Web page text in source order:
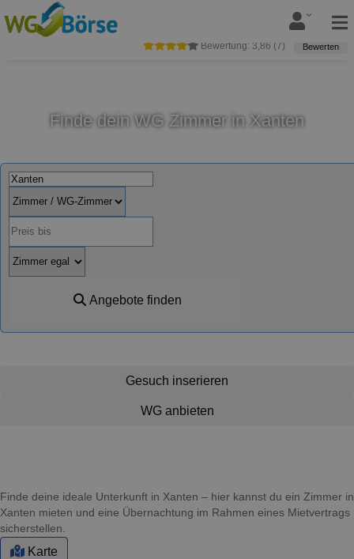
Bewertung: 3,86 ( 7) Bewerten
Finde dein WG Zimmer in Xanten
Angebote finden
Gesuch inserieren
WG anbieten
Finde deine ideale Unterkunft in Xanten – hier kannst du ein Zimmer in
Xanten mieten und eine Übernachtung im Rahmen eines Mietvertrags
sicherstellen.
Karte